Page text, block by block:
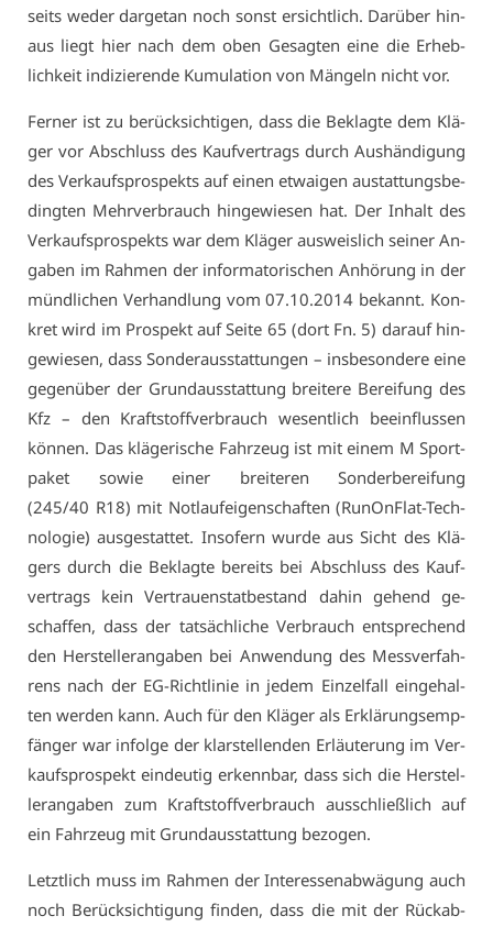
seits we­der dar­ge­tan noch sonst er­sicht­lich. Dar­über hin­
aus liegt hier nach dem oben Ge­sag­ten ei­ne die Er­heb­
lich­keit in­di­zie­ren­de Ku­mu­la­ti­on von Män­geln nicht vor.
Fer­ner ist zu be­rück­sich­ti­gen, dass die Be­klag­te dem Klä­
ger vor Ab­schluss des Kauf­ver­trags durch Aus­hän­di­gung
des Ver­kaufs­pro­spekts auf ei­nen et­wai­gen aus­tat­tungs­be­
ding­ten Mehr­ver­brauch hin­ge­wie­sen hat. Der In­halt des
Ver­kaufs­pro­spekts war dem Klä­ger aus­weis­lich sei­ner An­
ga­ben im Rah­men der in­for­ma­to­ri­schen An­hö­rung in der
münd­li­chen Ver­hand­lung vom 07.10.2014 be­kannt. Kon­
kret wird im Pro­spekt auf Sei­te 65 (dort Fn. 5) dar­auf hin­
ge­wie­sen, dass Son­der­aus­stat­tun­gen – ins­be­son­de­re ei­ne
ge­gen­über der Grund­aus­stat­tung brei­te­re Be­rei­fung des
Kfz – den Kraft­stoff­ver­brauch we­sent­lich be­ein­flus­sen
kön­nen. Das klä­ge­ri­sche Fahr­zeug ist mit ei­nem M Sport­
pa­ket so­wie ei­ner brei­te­ren Son­der­be­rei­fung
(245/40 R18) mit Not­lauf­ei­gen­schaf­ten (Ru­n­On­Flat-Tech­
no­lo­gie) aus­ge­stat­tet. In­so­fern wur­de aus Sicht des Klä­
gers durch die Be­klag­te be­reits bei Ab­schluss des Kauf­
ver­trags kein Ver­trau­en­stat­be­stand da­hin ge­hend ge­
schaf­fen, dass der tat­säch­li­che Ver­brauch ent­spre­chend
den Her­stel­ler­an­ga­ben bei An­wen­dung des Mess­ver­fah­
rens nach der EG-Richt­li­nie in je­dem Ein­zel­fall ein­ge­hal­
ten wer­den kann. Auch für den Klä­ger als Er­klä­rungs­emp­
fän­ger war in­fol­ge der klar­stel­len­den Er­läu­te­rung im Ver­
kaufs­pro­spekt ein­deu­tig er­kenn­bar, dass sich die Her­stel­
ler­an­ga­ben zum Kraft­stoff­ver­brauch aus­schließ­lich auf
ein Fahr­zeug mit Grund­aus­stat­tung be­zo­gen.
Letzt­lich muss im Rah­men der In­ter­es­sen­ab­wä­gung auch
noch Be­rück­sich­ti­gung fin­den, dass die mit der Rück­ab­